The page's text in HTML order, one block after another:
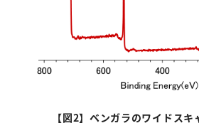
【図2】ベンガラのワイドスキ